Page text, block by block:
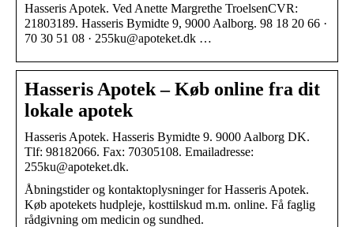
Hasseris Apotek. Ved Anette Margrethe TroelsenCVR:
21803189. Hasseris Bymidte 9, 9000 Aalborg. 98 18 20 66 ·
70 30 51 08 · 255ku@apoteket.dk …
Hasseris Apotek – Køb online fra dit
lokale apotek
Hasseris Apotek. Hasseris Bymidte 9. 9000 Aalborg DK.
Tlf: 98182066. Fax: 70305108. Emailadresse:
255ku@apoteket.dk.
Åbningstider og kontaktoplysninger for Hasseris Apotek.
Køb apotekets hudpleje, kosttilskud m.m. online. Få faglig
rådgivning om medicin og sundhed.